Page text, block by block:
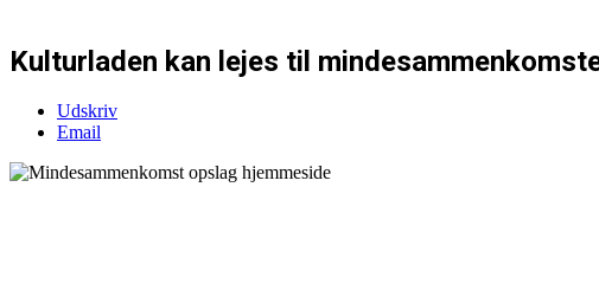
Kulturladen kan lejes til
Udskriv
Email